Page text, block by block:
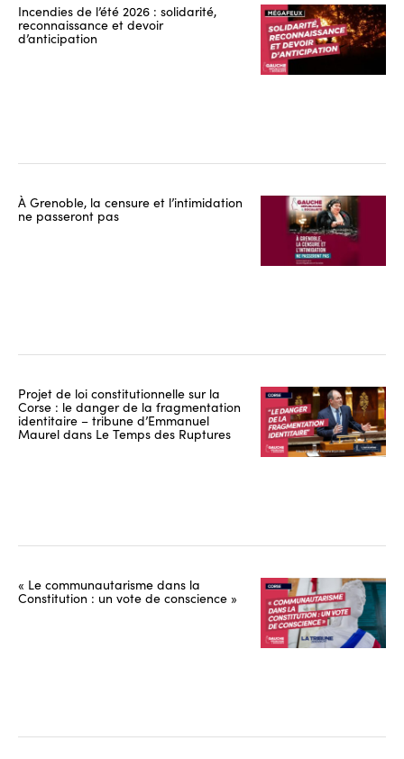
Incendies de l’été 2026 : solidarité,
reconnaissance et devoir
d’anticipation
À Grenoble, la censure et l’intimidation
ne passeront pas
Projet de loi constitutionnelle sur la
Corse : le danger de la fragmentation
identitaire – tribune d’Emmanuel
Maurel dans Le Temps des Ruptures
« Le communautarisme dans la
Constitution : un vote de conscience »